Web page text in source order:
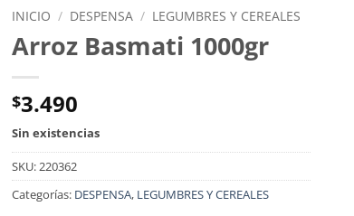
INICIO / DESPENSA / LEGUMBRES Y CEREALES
Arroz Basmati 1000gr
$3.490
Sin existencias
SKU: 220362
Categorías: DESPENSA, LEGUMBRES Y CEREALES